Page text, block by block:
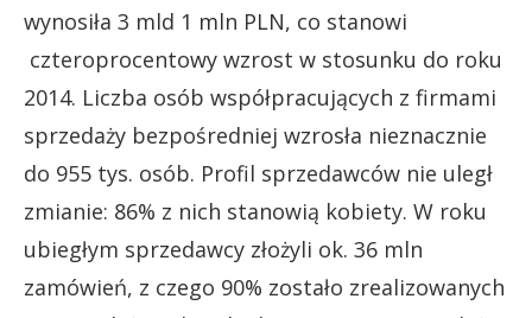
wynosiła 3 mld 1 mln PLN, co stanowi
czteroprocentowy wzrost w stosunku do roku
2014. Liczba osób współpracujących z firmami
sprzedaży bezpośredniej wzrosła nieznacznie
do 955 tys. osób. Profil sprzedawców nie uległ
zmianie: 86% z nich stanowią kobiety. W roku
ubiegłym sprzedawcy złożyli ok. 36 mln
zamówień, z czego 90% zostało zrealizowanych